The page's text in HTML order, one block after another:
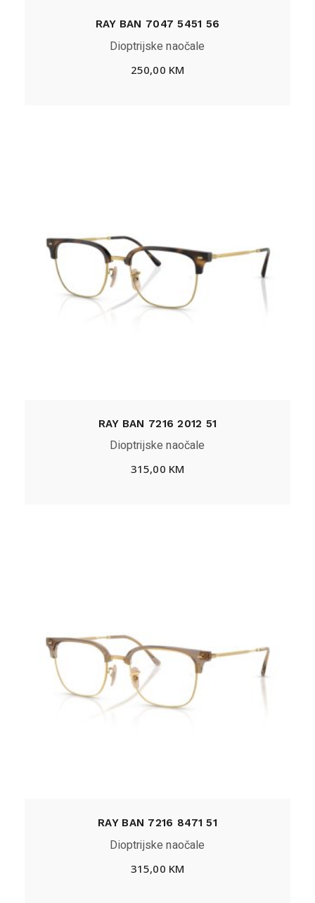
RAY BAN 7047 5451 56
Dioptrijske naočale
250,00 KM
RAY BAN 7216 2012 51
Dioptrijske naočale
315,00 KM
RAY BAN 7216 8471 51
Dioptrijske naočale
315,00 KM